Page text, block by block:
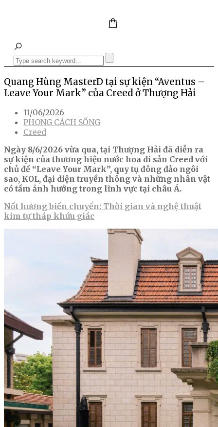
Quang Hùng MasterD tại sự kiện “Aventus –
Leave Your Mark” của Creed ở Thượng Hải
11/06/2026
PHONG CÁCH SỐNG
Creed
Ngày 8/6/2026 vừa qua, tại Thượng Hải đã diễn ra
sự kiện của thương hiệu nước hoa di sản Creed với
chủ đề “Leave Your Mark”, quy tụ đông đảo ngôi
sao, KOL, đại diện truyền thông và những nhân vật
có tầm ảnh hưởng trong lĩnh vực tại châu Á.
Nốt hương biến chuyển: Thời gian và nghệ thuật
kim tự tháp khứu giác